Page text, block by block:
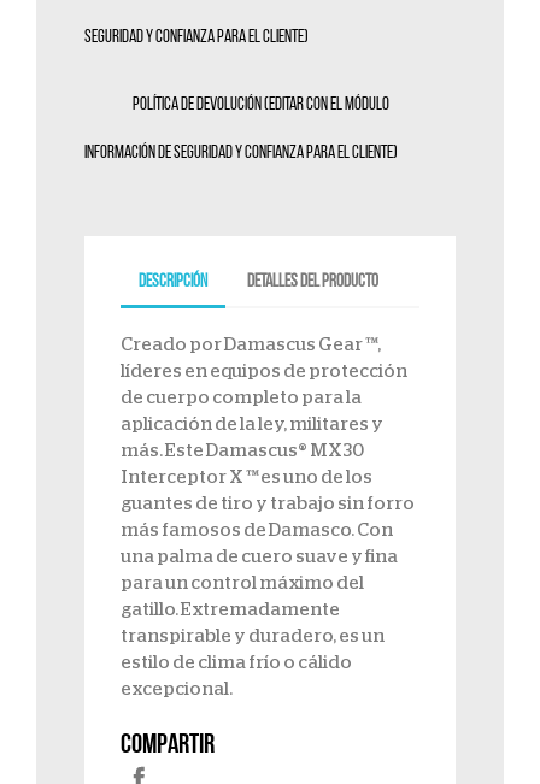
seguridad y confianza para el cliente)
Política de devolución (editar con el módulo
Información de seguridad y confianza para el cliente)
Descripción Detalles del producto
Creado por Damascus Gear ™,
líderes en equipos de protección
de cuerpo completo para la
aplicación de la ley, militares y
más. Este Damascus® MX30
Interceptor X ™ es uno de los
guantes de tiro y trabajo sin forro
más famosos de Damasco. Con
una palma de cuero suave y fina
para un control máximo del
gatillo. Extremadamente
transpirable y duradero, es un
estilo de clima frío o cálido
excepcional.
Compartir